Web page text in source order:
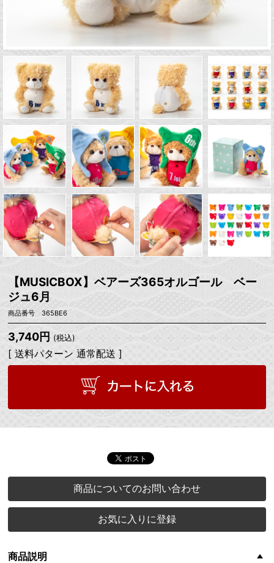
【MUSICBOX】ベアーズ365オルゴール ベー
ジュ6月
商品番号 365BE6
3,740円 (税込)
[ 送料パターン 通常配送 ]
商品についてのお問い合わせ
お気に入りに登録
商品説明